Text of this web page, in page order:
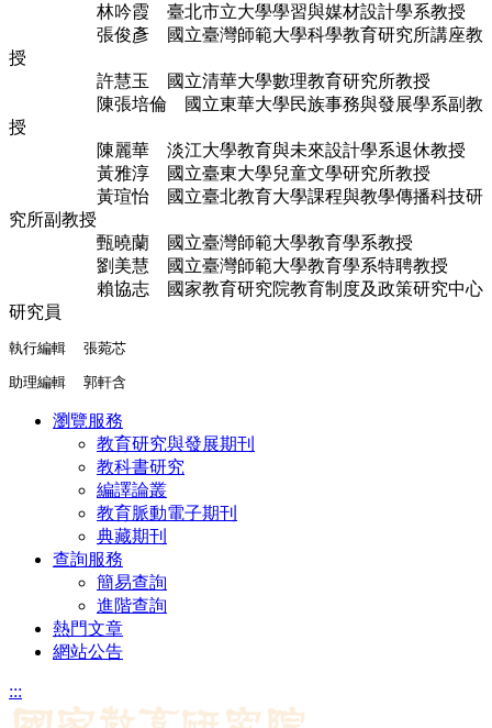
林吟霞 臺北市立大學學習與媒材設計學系教授
張俊彥 國立臺灣師範大學科學教育研究所講座教
授
許慧玉 國立清華大學數理教育研究所教授
陳張培倫 國立東華大學民族事務與發展學系副教
授
陳麗華 淡江大學教育與未來設計學系退休教授
黃雅淳 國立臺東大學兒童文學研究所教授
黃瑄怡 國立臺北教育大學課程與教學傳播科技研
究所副教授
甄曉蘭 國立臺灣師範大學教育學系教授
劉美慧 國立臺灣師範大學教育學系特聘教授
賴協志 國家教育研究院教育制度及政策研究中心
研究員
執行編輯  張菀芯
助理編輯  郭軒含
瀏覽服務
教育研究與發展期刊
教科書研究
編譯論叢
教育脈動電子期刊
典藏期刊
查詢服務
簡易查詢
進階查詢
熱門文章
網站公告
:::